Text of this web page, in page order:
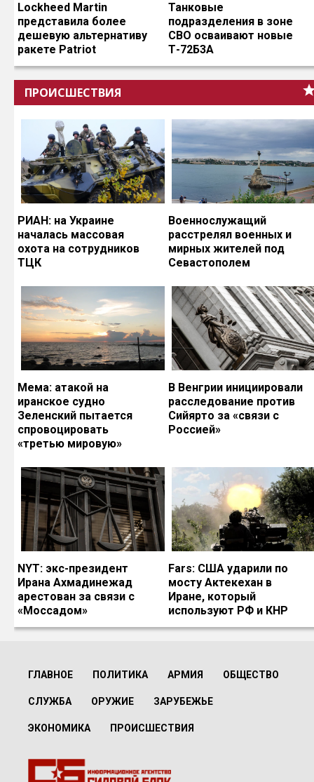
Lockheed Martin
представила более
дешевую альтернативу
ракете Patriot
Танковые
подразделения в зоне
СВО осваивают новые
Т-72Б3А
ПРОИСШЕСТВИЯ
РИАН: на Украине
началась массовая
охота на сотрудников
ТЦК
Военнослужащий
расстрелял военных и
мирных жителей под
Севастополем
Мема: атакой на
иранское судно
Зеленский пытается
спровоцировать
«третью мировую»
В Венгрии инициировали
расследование против
Сийярто за «связи с
Россией»
NYT: экс-президент
Ирана Ахмадинежад
арестован за связи с
«Моссадом»
Fars: США ударили по
мосту Актекехан в
Иране, который
используют РФ и КНР
ГЛАВНОЕ ПОЛИТИКА АРМИЯ ОБЩЕСТВО
СЛУЖБА ОРУЖИЕ ЗАРУБЕЖЬЕ
ЭКОНОМИКА ПРОИСШЕСТВИЯ